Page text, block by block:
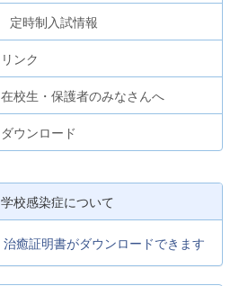
定時制入試情報
リンク
在校生・保護者のみなさんへ
ダウンロード
学校感染症について
治癒証明書がダウンロードできます